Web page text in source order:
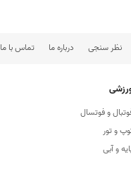
نظر سنجی درباره ما تماس با ما
و فوتسال
و تور
و آبی